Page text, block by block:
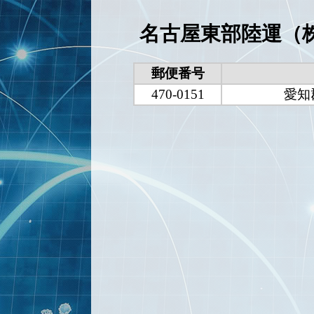
名古屋東部陸運（
郵便番号
470-0151
愛知